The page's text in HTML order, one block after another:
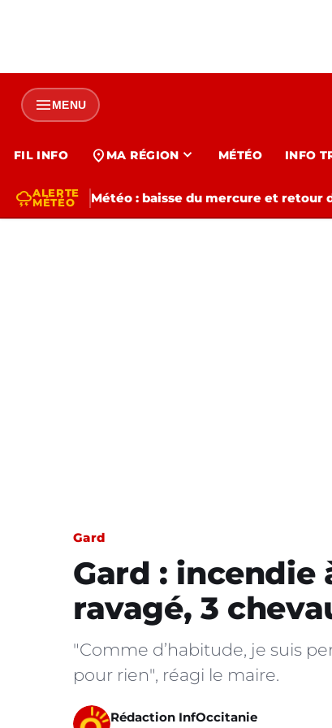
menuMENU
FIL INFO location_on MA RÉGION expand_more MÉTÉO INFO
thunderstormALERTE
MÉTÉO
Météo : baisse du mercure et retour
Gard
Gard : incendie
ravagé, 3
"Comme d’habitude, je suis
pour rien", réagi le maire.
Rédaction InfOccitanie